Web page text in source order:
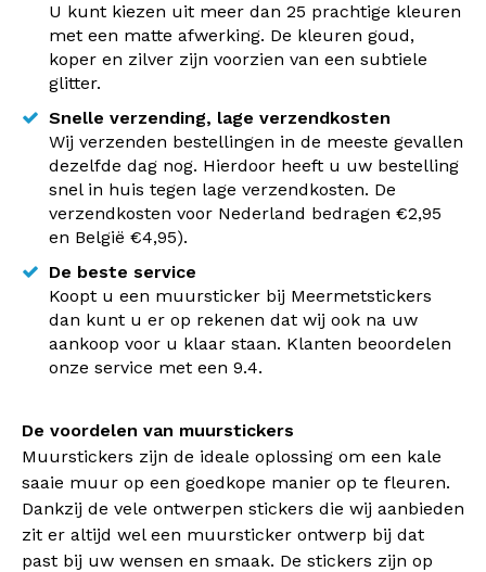
U kunt kiezen uit meer dan 25 prachtige kleuren
met een matte afwerking. De kleuren goud,
koper en zilver zijn voorzien van een subtiele
glitter.
Snelle verzending, lage verzendkosten
Wij verzenden bestellingen in de meeste gevallen
dezelfde dag nog. Hierdoor heeft u uw bestelling
snel in huis tegen lage verzendkosten. De
verzendkosten voor Nederland bedragen €2,95
en België €4,95).
De beste service
Koopt u een muursticker bij Meermetstickers
dan kunt u er op rekenen dat wij ook na uw
aankoop voor u klaar staan. Klanten beoordelen
onze service met een 9.4.
De voordelen van muurstickers
Muurstickers zijn de ideale oplossing om een kale
saaie muur op een goedkope manier op te fleuren.
Dankzij de vele ontwerpen stickers die wij aanbieden
zit er altijd wel een muursticker ontwerp bij dat
past bij uw wensen en smaak. De stickers zijn op